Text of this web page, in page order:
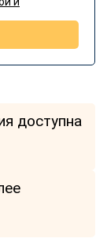
доступна